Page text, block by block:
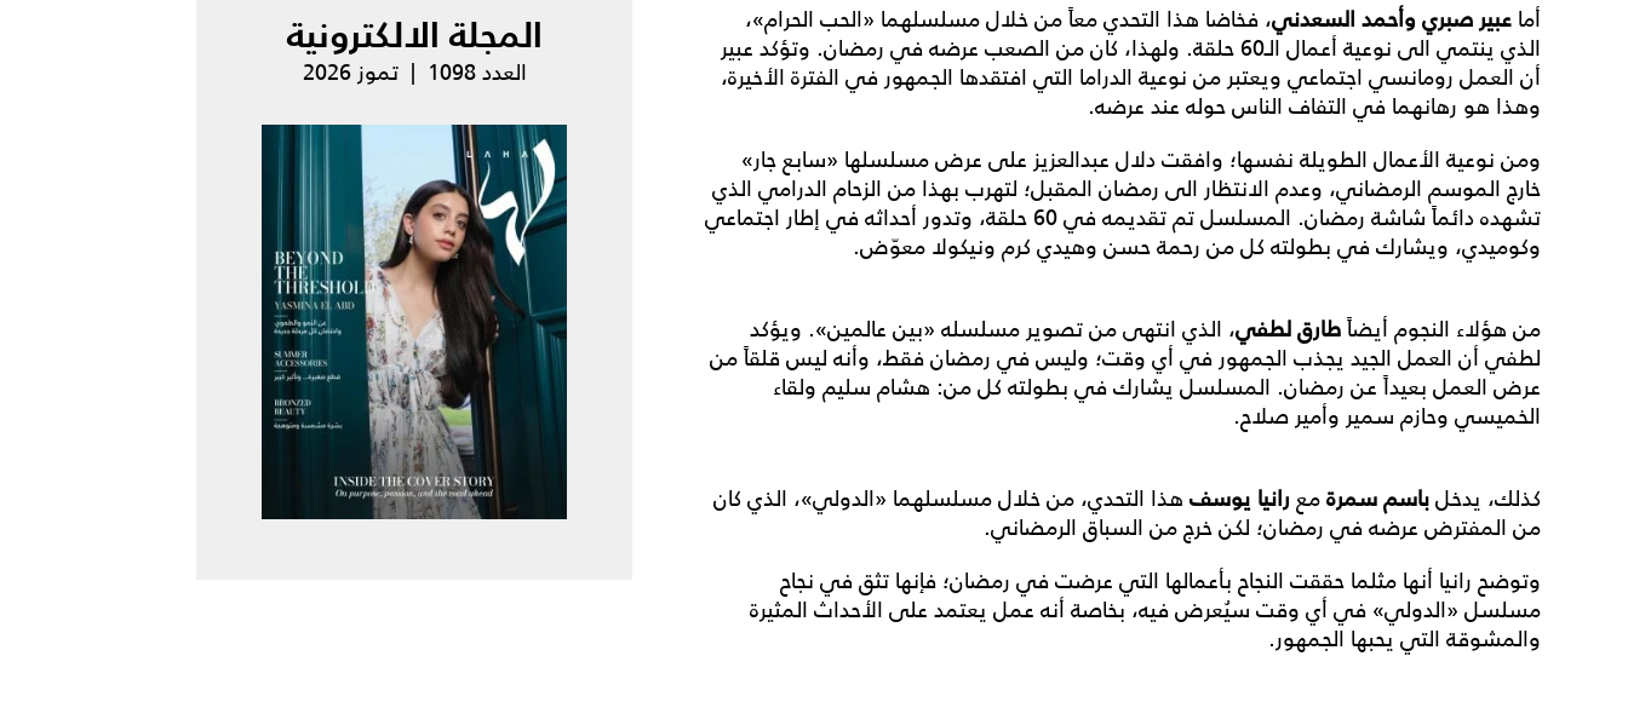
أما عبير صبري وأحمد السعدني، فخاضا هذا التحدي معاً من خلال مسلسلهما «الحب الحرام»،
الذي ينتمي الى نوعية أعمال الـ60 حلقة. ولهذا، كان من الصعب عرضه في رمضان. وتؤكد عبير
أن العمل رومانسي اجتماعي ويعتبر من نوعية الدراما التي افتقدها الجمهور في الفترة الأخيرة،
وهذا هو رهانهما في التفاف الناس حوله عند عرضه.
ومن نوعية الأعمال الطويلة نفسها؛ وافقت دلال عبدالعزيز على عرض مسلسلها «سابع جار»
خارج الموسم الرمضاني، وعدم الانتظار الى رمضان المقبل؛ لتهرب بهذا من الزحام الدرامي الذي
تشهده دائماً شاشة رمضان. المسلسل تم تقديمه في 60 حلقة، وتدور أحداثه في إطار اجتماعي
وكوميدي، ويشارك في بطولته كل من رحمة حسن وهيدي كرم ونيكولا معوّض.
من هؤلاء النجوم أيضاًطارق لطفي، الذي انتهى من تصوير مسلسله «بين عالمين». ويؤكد
لطفي أن العمل الجيد يجذب الجمهور في أي وقت؛ وليس في رمضان فقط، وأنه ليس قلقاً من
عرض العمل بعيداً عن رمضان. المسلسل يشارك في بطولته كل من: هشام سليم ولقاء
الخميسي وحازم سمير وأمير صلاح.
كذلك، يدخلباسم سمرةمع رانيا يوسف هذا التحدي، من خلال مسلسلهما «الدولي»، الذي كان
من المفترض عرضه في رمضان؛ لكن خرج من السباق الرمضاني.
وتوضح رانيا أنها مثلما حققت النجاح بأعمالها التي عرضت في رمضان؛ فإنها تثق في نجاح
مسلسل «الدولي» في أي وقت سيُعرض فيه، بخاصة أنه عمل يعتمد على الأحداث المثيرة
والمشوقة التي يحبها الجمهور.
المجلة الالكترونية
العدد 1098 | تموز 2026